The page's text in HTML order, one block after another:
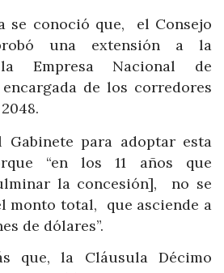
se conoció que, el Consejo
una extensión a la
Empresa Nacional de
de los corredores
Gabinete para adoptar esta
“en los 11 años que
la concesión], no se
monto total, que asciende a
de dólares”.
que, la Cláusula Décimo